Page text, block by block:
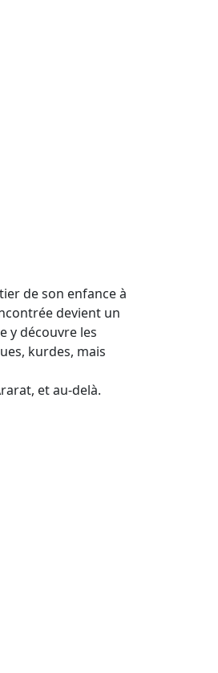
de son enfance à
devient un
y découvre les
kurdes, mais
et au-delà.